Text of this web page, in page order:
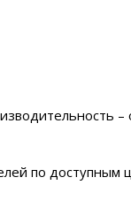
–
по доступным